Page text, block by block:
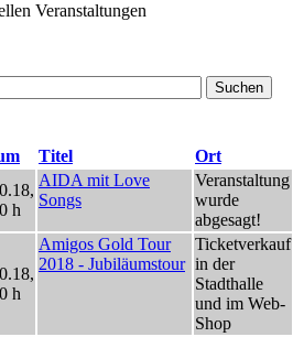
Veranstaltungen
Suchen
Titel
Ort
,
h
AIDA mit Love
Songs
Veranstaltung
wurde
abgesagt!
,
h
Amigos Gold Tour
2018 - Jubiläumstour
Ticketverkauf
in der
Stadthalle
und im Web-
Shop